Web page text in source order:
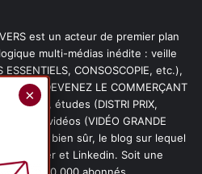
est un acteur de premier plan
multi-médias inédite : veille
ESSENTIELS, CONSOSCOPIE, etc.),
PRIX, DEVENEZ LE COMMERÇANT
etc.), études (DISTRI PRIX,
vidéos (VIDÉO GRANDE
et, bien sûr, le blog sur lequel
Twitter et Linkedin. Soit une
de 150 000 abonnés.